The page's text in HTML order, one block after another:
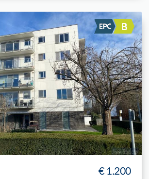
Verhuurd: Appartement
2
-
1
94 m²
€ 1.200